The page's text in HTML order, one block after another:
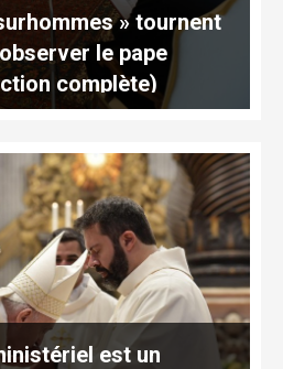
» tournent
le pape
complète)
est un